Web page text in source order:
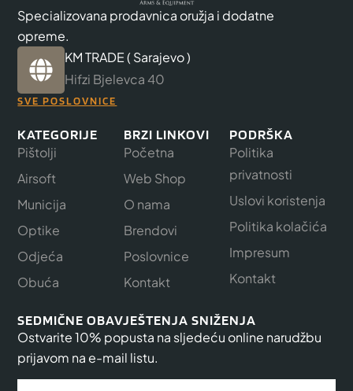
Specializovana prodavnica oružja i dodatne
opreme.
KM TRADE ( Sarajevo )
Hifzi Bjelevca 40
SVE POSLOVNICE
KATEGORIJE
Pištolji
Airsoft
Municija
Optike
Odjeća
Obuća
BRZI LINKOVI
Početna
Web Shop
O nama
Brendovi
Poslovnice
Kontakt
PODRŠKA
Politika
privatnosti
Uslovi koristenja
Politika kolačića
Impresum
Kontakt
SEDMIČNE OBAVJEŠTENJA SNIŽENJA
Ostvarite 10% popusta na sljedeću online narudžbu
prijavom na e-mail listu.